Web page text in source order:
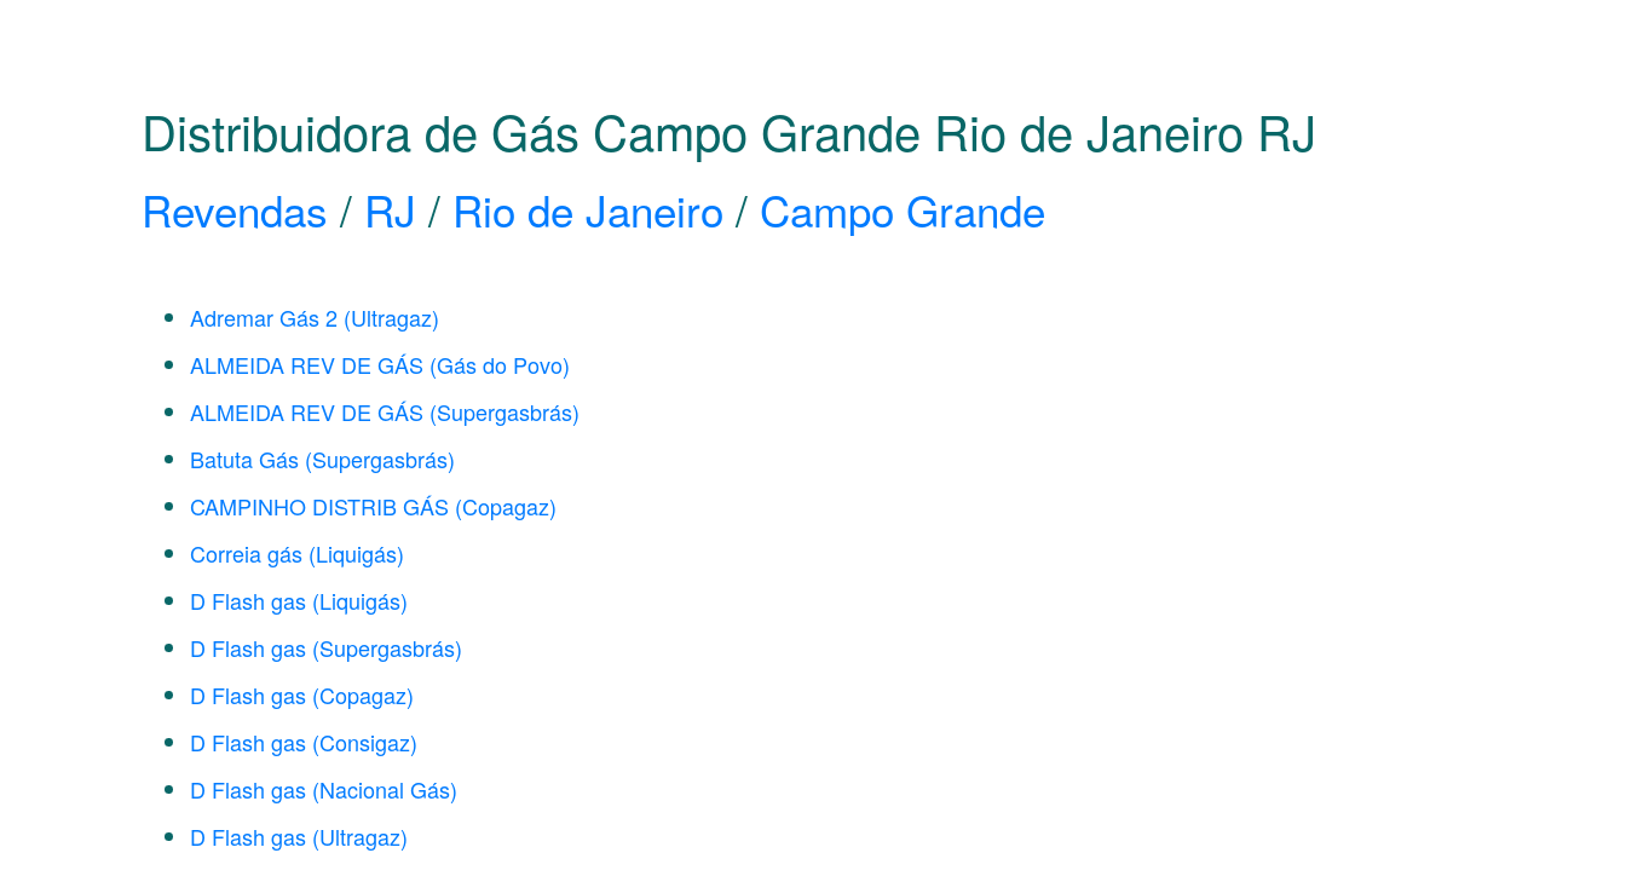
Distribuidora de Gás Campo Grande Rio de Janeiro RJ
Revendas / RJ / Rio de Janeiro / Campo Grande
Adremar Gás 2 (Ultragaz)
ALMEIDA REV DE GÁS (Gás do Povo)
ALMEIDA REV DE GÁS (Supergasbrás)
Batuta Gás (Supergasbrás)
CAMPINHO DISTRIB GÁS (Copagaz)
Correia gás (Liquigás)
D Flash gas (Liquigás)
D Flash gas (Supergasbrás)
D Flash gas (Copagaz)
D Flash gas (Consigaz)
D Flash gas (Nacional Gás)
D Flash gas (Ultragaz)